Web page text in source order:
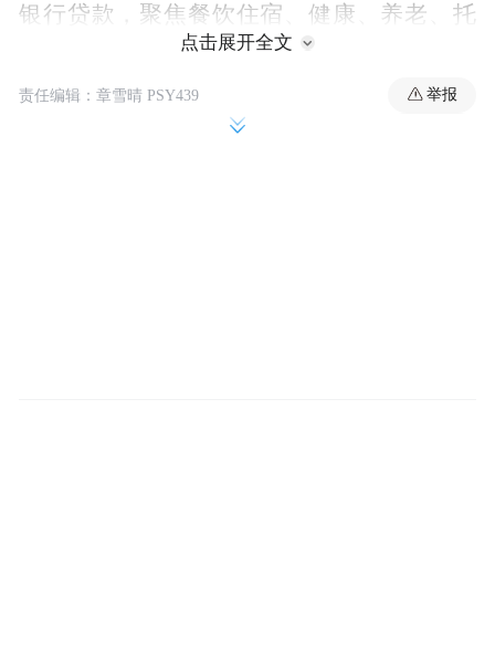
银行贷款，聚焦餐饮住宿、健康、养老、托
育、家政、文化娱乐、旅游、体育等8类主要
消费服务领域。贴息比例为1个百分点，可以
贴息1年，上述领域的服务业经营主体单户享
点击展开全文
责任编辑：章雪晴 PSY439 举报